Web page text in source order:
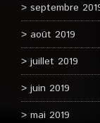
septembre
août 2019
juillet 2019
juin 2019
mai 2019